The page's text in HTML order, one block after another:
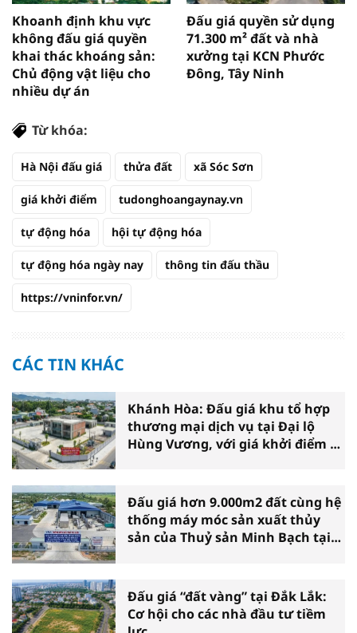
Khoanh định khu vực
không đấu giá quyền
khai thác khoáng sản:
Chủ động vật liệu cho
nhiều dự án
Đấu giá quyền sử dụng
71.300 m² đất và nhà
xưởng tại KCN Phước
Đông, Tây Ninh
Từ khóa:
Hà Nội đấu giá thửa đất xã Sóc Sơn
giá khởi điểm tudonghoangaynay.vn
tự động hóa hội tự động hóa
tự động hóa ngày nay thông tin đấu thầu
https://vninfor.vn/
CÁC TIN KHÁC
Khánh Hòa: Đấu giá khu tổ hợp
thương mại dịch vụ tại Đại lộ
Hùng Vương, với giá khởi điểm 39
Đấu giá hơn 9.000m2 đất cùng hệ
thống máy móc sản xuất thủy
sản của Thuỷ sản Minh Bạch tại
Đấu giá “đất vàng” tại Đắk Lắk:
Cơ hội cho các nhà đầu tư tiềm